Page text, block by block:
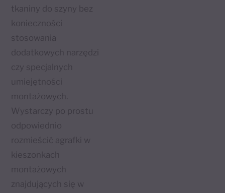
tkaniny do szyny bez
konieczności
stosowania
dodatkowych narzędzi
czy specjalnych
umiejętności
montażowych.
Wystarczy po prostu
odpowiednio
rozmieścić agrafki w
kieszonkach
montażowych
znajdujących się w